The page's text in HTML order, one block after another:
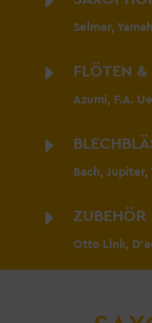
Selmer,
E FLÖTEN
Azumi, F.A.
E
Bach, Jupiter,
E ZUBEHÖR
Otto Link,